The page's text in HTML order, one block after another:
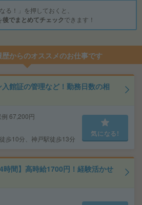
る！」を押しておくと、
後でまとめてチェックできます！
からのオススメのお仕事です
館証の管理など！勤務日数の相
67,200円
歩10分、神戸駅徒歩13分
気になる!
時間】高時給1700円！経験活かせ